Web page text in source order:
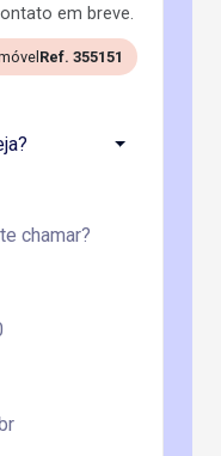
em breve.
Ref. 355151